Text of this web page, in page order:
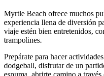
Myrtle Beach ofrece muchos
experiencia llena de diversión
viaje estén bien entretenidos,
trampolines.
Prepárate para hacer
dodgeball, disfrutar de un
espuma, abrirte camino a